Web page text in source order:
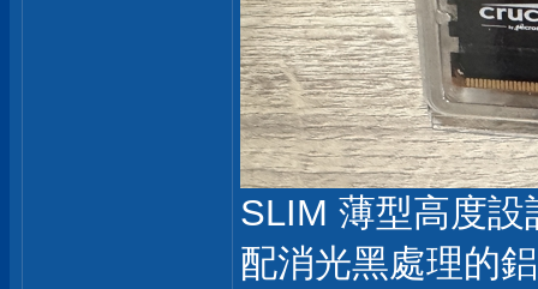
SLIM 薄型高度
配消光黑處理的